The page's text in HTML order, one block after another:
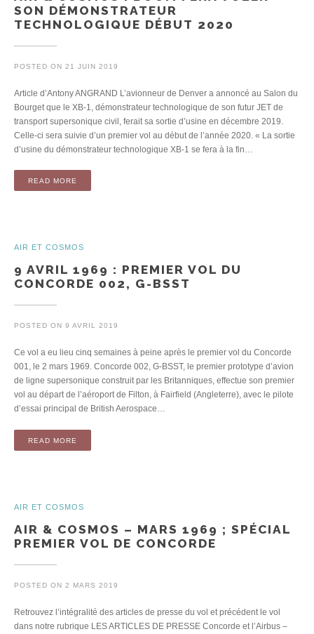
SON DÉMONSTRATEUR
TECHNOLOGIQUE DÉBUT 2020
POSTED ON 21 JUIN 2019
Article d’Antony ANGRAND L’avionneur de Denver a annoncé au Salon du
Bourget que le XB-1, démonstrateur technologique de son futur JET de
transport supersonique civil, ferait sa sortie d’usine en décembre 2019.
Celle-ci sera suivie d’un premier vol au début de l’année 2020. « La sortie
d’usine du démonstrateur technologique XB-1 se fera à la fin…
READ MORE
AIR ET COSMOS
9 AVRIL 1969 : PREMIER VOL DU
CONCORDE 002, G-BSST
POSTED ON 9 AVRIL 2019
Ce vol a eu lieu cinq semaines à peine après le premier vol du Concorde
001, le 2 mars 1969. Concorde 002, G-BSST, le premier prototype d’avion
de ligne supersonique construit par les Britanniques, effectue son premier
vol au départ de l’aéroport de Filton, à Fairfield (Angleterre), avec le pilote
d’essai principal de British Aerospace…
READ MORE
AIR ET COSMOS
AIR & COSMOS – MARS 1969 ; SPÉCIAL
PREMIER VOL DE CONCORDE
POSTED ON 2 MARS 2019
Retrouvez l’intégralité des articles de presse du vol et précédent le vol
dans notre rubrique LES ARTICLES DE PRESSE Concorde et l’Airbus –